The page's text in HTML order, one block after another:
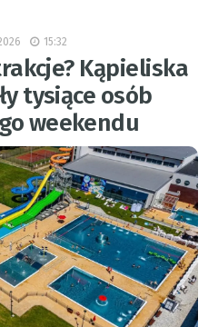
15:32
Kąpieliska
tysiące osób
weekendu